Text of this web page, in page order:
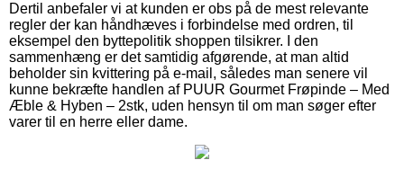
Dertil anbefaler vi at kunden er obs på de mest relevante
regler der kan håndhæves i forbindelse med ordren, til
eksempel den byttepolitik shoppen tilsikrer. I den
sammenhæng er det samtidig afgørende, at man altid
beholder sin kvittering på e-mail, således man senere vil
kunne bekræfte handlen af PUUR Gourmet Frøpinde – Med
Æble & Hyben – 2stk, uden hensyn til om man søger efter
varer til en herre eller dame.